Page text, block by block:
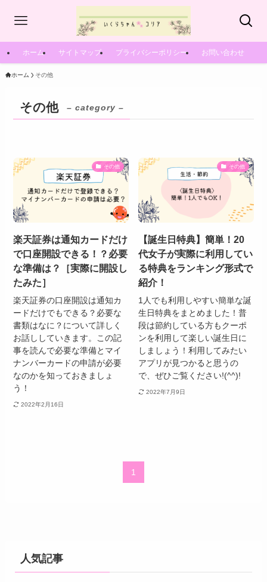
ホーム サイトマップ プライバシーポリシー お問い合わせ
ホーム その他
その他 – category –
その他
楽天証券は通知カードだけ
で口座開設できる！？必要
な準備は？［実際に開設し
たみた］
楽天証券の口座開設は通知カ
ードだけでもできる？必要な
書類はなに？について詳しく
お話ししていきます。この記
事を読んで必要な準備とマイ
ナンバーカードの申請が必要
なのかを知っておきましょ
う！
2022年2月16日
その他
【誕生日特典】簡単！20
代女子が実際に利用してい
る特典をランキング形式で
紹介！
1人でも利用しやすい簡単な誕
生日特典をまとめました！普
段は節約している方もクーポ
ンを利用して楽しい誕生日に
しましょう！利用してみたい
アプリが見つかると思うの
で、ぜひご覧ください!(^^)!
2022年7月9日
1
人気記事